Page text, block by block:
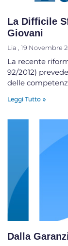
La Difficile
Giovani
Lia 19 Novembre
La recente
92/2012)
delle
Leggi Tutto »
Dalla